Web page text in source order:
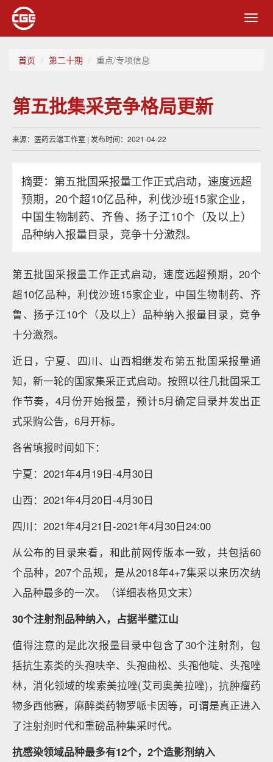
首页 第二十期 重点/专项信息
第五批集采竞争格局更新
来源：医药云端工作室 | 发布时间：2021-04-22
摘要：第五批国采报量工作正式启动，速度远超
预期，20个超10亿品种，利伐沙班15家企业，
中国生物制药、齐鲁、扬子江10个（及以上）
品种纳入报量目录，竞争十分激烈。
第五批国采报量工作正式启动，速度远超预期，20个
超10亿品种，利伐沙班15家企业，中国生物制药、齐
鲁、扬子江10个（及以上）品种纳入报量目录，竞争
十分激烈。
近日，宁夏、四川、山西相继发布第五批国采报量通
知，新一轮的国家集采正式启动。按照以往几批国采工
作节奏，4月份开始报量，预计5月确定目录并发出正
式采购公告，6月开标。
各省填报时间如下：
宁夏：2021年4月19日-4月30日
山西：2021年4月20日-4月30日
四川：2021年4月21日-2021年4月30日24:00
从公布的目录来看，和此前网传版本一致，共包括60
个品种，207个品规，是从2018年4+7集采以来历次纳
入品种最多的一次。（详细表格见文末）
30个注射剂品种纳入，占据半壁江山
值得注意的是此次报量目录中包含了30个注射剂，包
括抗生素类的头孢呋辛、头孢曲松、头孢他啶、头孢唑
林，消化领域的埃索美拉唑(艾司奥美拉唑)，抗肿瘤药
物多西他赛，麻醉类药物罗哌卡因等，可谓是真正进入
了注射剂时代和重磅品种集采时代。
抗感染领域品种最多有12个，2个造影剂纳入